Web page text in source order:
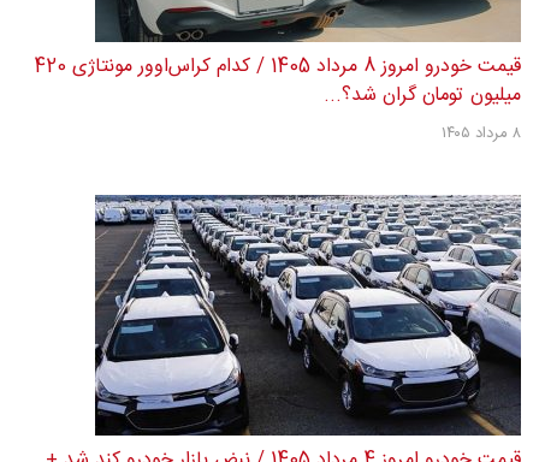
قیمت خودرو امروز 8 مرداد 1405 / کدام کراس‌اوور مونتاژی 420
میلیون تومان گران شد؟...
۸ مرداد ۱۴۰۵